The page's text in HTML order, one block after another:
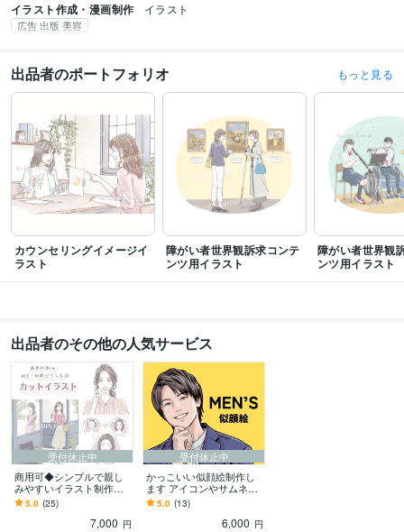
イラスト作成・漫画制作 イラスト
広告 出版 美容
出品者のポートフォリオ もっと見る
カウンセリングイメージイ
ラスト
障がい者世界観訴求コンテ
ンツ用イラスト
障がい者世界観
ンツ用イラスト
出品者のその他の人気サービス
受付休止中
商用可◆シンプルで親し
みやすいイラスト制作し
ます 印刷物・webページ
の挿絵やウェルカムボー
ドなどにどうぞ◎
5.0 (25)
7,000 円
受付休止中
かっこいい似顔絵制作し
ます アイコンやサムネに
おすすめ◎目を惹く似顔
絵でイメージUP！
5.0 (13)
6,000 円